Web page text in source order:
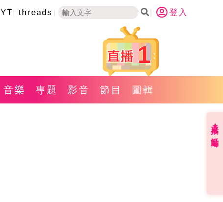
YT threads 登入
1
音樂 專題 影音 節目 圖輯
直播✦活動